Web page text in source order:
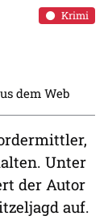
Krimi
dem Web
Unter
der Autor
auf.